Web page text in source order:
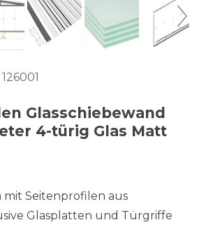
126001
Glasschiebewand
4-türig Glas Matt
mit Seitenprofilen aus
Glasplatten und Türgriffe